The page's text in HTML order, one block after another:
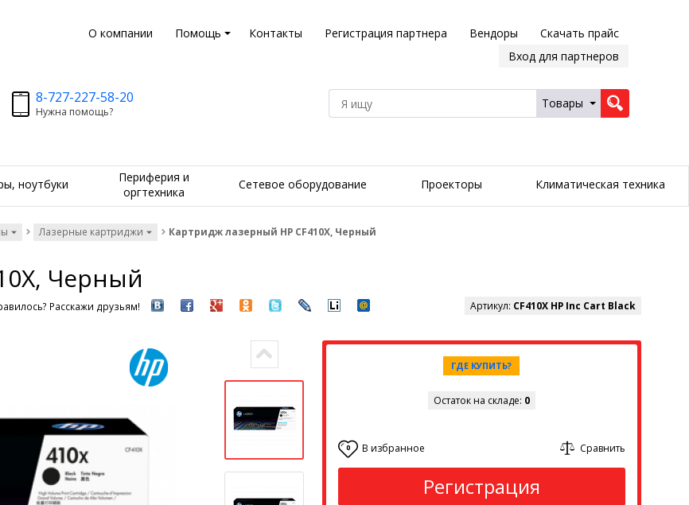
О компании Помощь Контакты Регистрация партнера Вендоры
Скачать прайс
Вход для партнеров
8-727-227-58-20
Нужна помощь?
Товары
ноутбуки
Периферия и
оргтехника
Сетевое оборудование Проекторы Климатическая техника
Лазерные картриджи Картридж лазерный HP CF410X, Черный
Черный
Расскажи друзьям! Артикул: CF410X HP Inc Cart Black
ГДЕ КУПИТЬ?
Остаток на складе: 0
0 В избранное Сравнить
Регистрация